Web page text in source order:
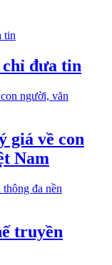
chỉ đưa tin
giá về con
Nam
truyền